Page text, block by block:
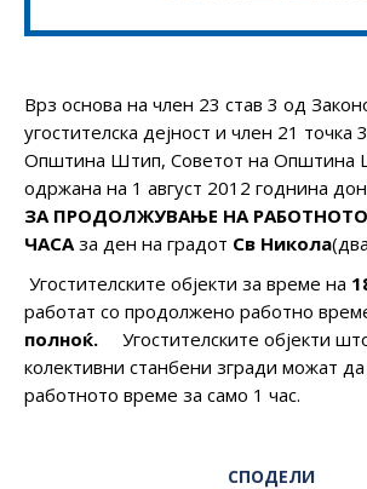
Врз основа на член 23 став 3 oд
угостителска дејност и член 21 точка
Општина Штип, Советот на Општина
одржана на 1 август 2012 годнина
ЗА ПРОДОЛЖУВАЊЕ НА
ЧАСА за ден на градот Св Никола
Угостителските објекти за време на
работат со продолжено работно
полноќ. Угостителските објекти
колективни станбени згради можат
работното време за само 1 час.
СПОДЕЛИ